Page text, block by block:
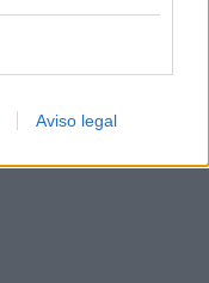
Aviso legal